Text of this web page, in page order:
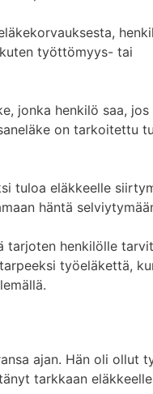
työttömyys- tai
jonka henkilö saa, jos
on tarkoitettu
tuloa eläkkeelle
häntä
tarjoten henkilölle
työeläkettä,
ajan. Hän oli ollut
tarkkaan